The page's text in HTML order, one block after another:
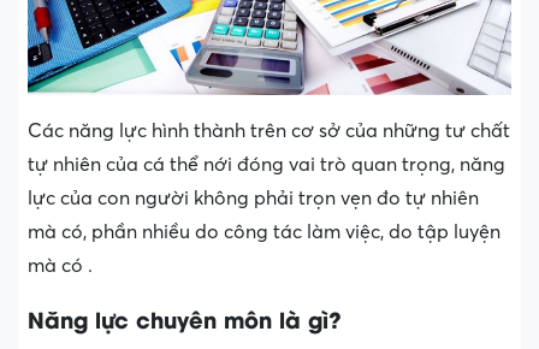
Các năng lực hình thành trên cơ sở của những tư chất
tự nhiên của cá thể nới đóng vai trò quan trọng, năng
lực của con người không phải trọn vẹn đo tự nhiên
mà có, phần nhiều do công tác làm việc, do tập luyện
mà có .
Năng lực chuyên môn là gì?